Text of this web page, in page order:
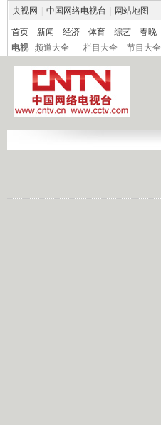
央视网 中国网络电视台 网站地图
首页 新闻 经济 体育 综艺 春晚
电视
频道大全 栏目大全 节目大全